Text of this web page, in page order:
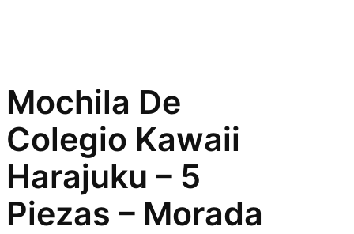
Mochila De
Colegio Kawaii
Harajuku – 5
Piezas – Morada